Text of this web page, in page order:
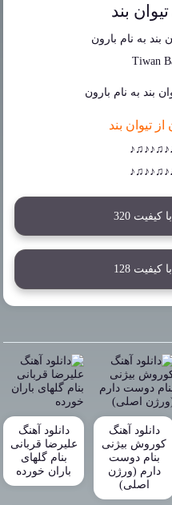
بند
بند به نام بارون
Tiwan
تیوان بند
کیفیت 320
کیفیت 128
دانلود آهنگ
کوروش بیژنی
بنام دوست
دارم (ورژن
اصلی)
دانلود آهنگ
علیرضا قربانی
بنام گلهای
باران خورده